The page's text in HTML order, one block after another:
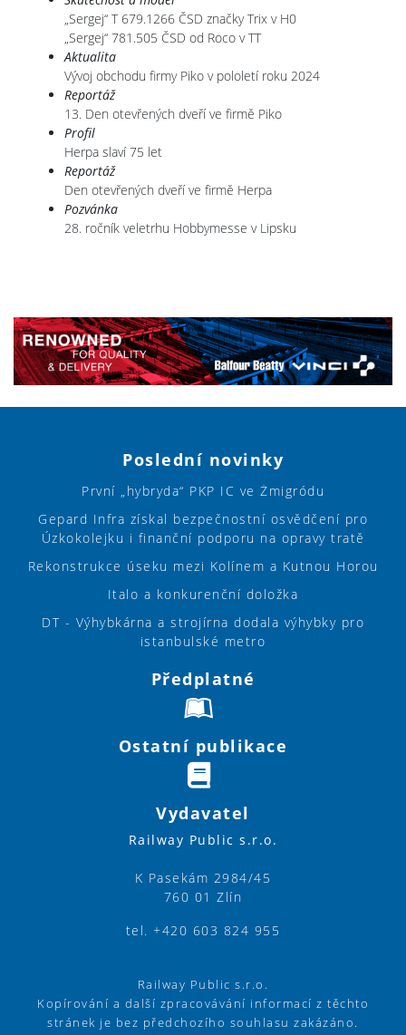
„Sergej“ T 679.1266 ČSD značky Trix v H0
„Sergej“ 781.505 ČSD od Roco v TT
Aktualita
Vývoj obchodu firmy Piko v pololetí roku 2024
Reportáž
13. Den otevřených dveří ve firmě Piko
Profil
Herpa slaví 75 let
Reportáž
Den otevřených dveří ve firmě Herpa
Pozvánka
28. ročník veletrhu Hobbymesse v Lipsku
Poslední novinky
První „hybryda“ PKP IC ve Żmigródu
Gepard Infra získal bezpečnostní osvědčení pro
Úzkokolejku i finanční podporu na opravy tratě
Rekonstrukce úseku mezi Kolínem a Kutnou Horou
Italo a konkurenční doložka
DT - Výhybkárna a strojírna dodala výhybky pro
istanbulské metro
Předplatné
Ostatní publikace
Vydavatel
Railway Public s.r.o.
K Pasekám 2984/45
760 01 Zlín
tel. +420 603 824 955
Railway Public s.r.o.
Kopírování a další zpracovávání informací z těchto
stránek je bez předchozího souhlasu zakázáno.